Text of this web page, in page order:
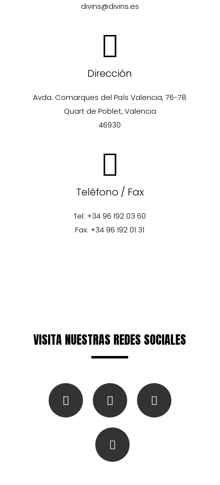
divins@divins.es
Dirección
Avda. Comarques del País Valencia, 76-78
Quart de Poblet, Valencia
46930
Teléfono / Fax
Tel: +34 96 192 03 60
Fax: +34 96 192 01 31
VISITA NUESTRAS REDES SOCIALES